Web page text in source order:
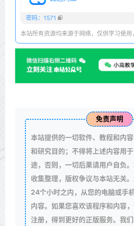
密码：1571
本站所有资源均来源于网络，仅供学习使
免责声明
本站提供的一切软件、教程和内
和研究目的；不得将上述内容用
途，否则，一切后果请用户自负
收集整理，版权争议与本站无关
24个小时之内，从您的电脑或手
内容。如果您喜欢该程序和内容
注册，得到更好的正版服务。我